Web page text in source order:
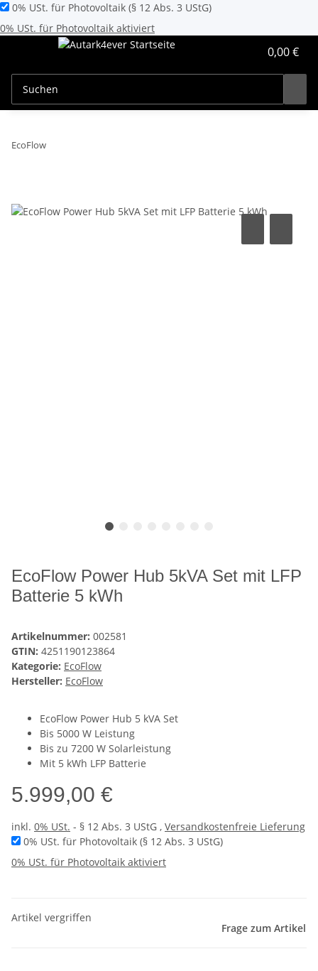
0% USt. für Photovoltaik (§ 12 Abs. 3 UStG)
0% USt. für Photovoltaik aktiviert
0,00 €
EcoFlow
EcoFlow Power Hub 5kVA Set mit LFP
Batterie 5 kWh
Artikelnummer: 002581
GTIN: 4251190123864
Kategorie: EcoFlow
Hersteller: EcoFlow
EcoFlow Power Hub 5 kVA Set
Bis 5000 W Leistung
Bis zu 7200 W Solarleistung
Mit 5 kWh LFP Batterie
5.999,00 €
inkl. 0% USt. - § 12 Abs. 3 UStG , Versandkostenfreie Lieferung
0% USt. für Photovoltaik (§ 12 Abs. 3 UStG)
0% USt. für Photovoltaik aktiviert
Artikel vergriffen
Frage zum Artikel